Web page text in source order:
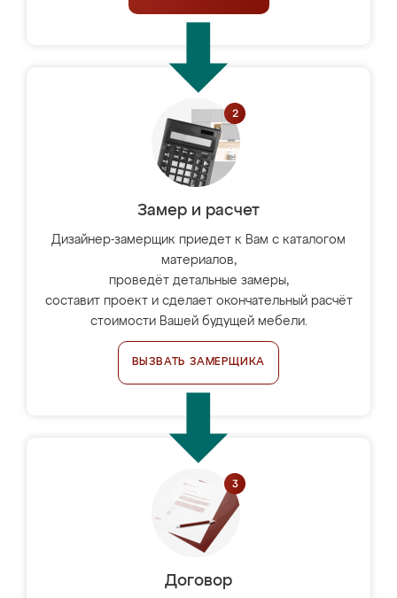
Замер и расчет
Дизайнер-замерщик приедет к Вам с каталогом
материалов,
проведёт детальные замеры,
составит проект и сделает окончательный расчёт
стоимости Вашей будущей мебели.
ВЫЗВАТЬ ЗАМЕРЩИКА
Договор